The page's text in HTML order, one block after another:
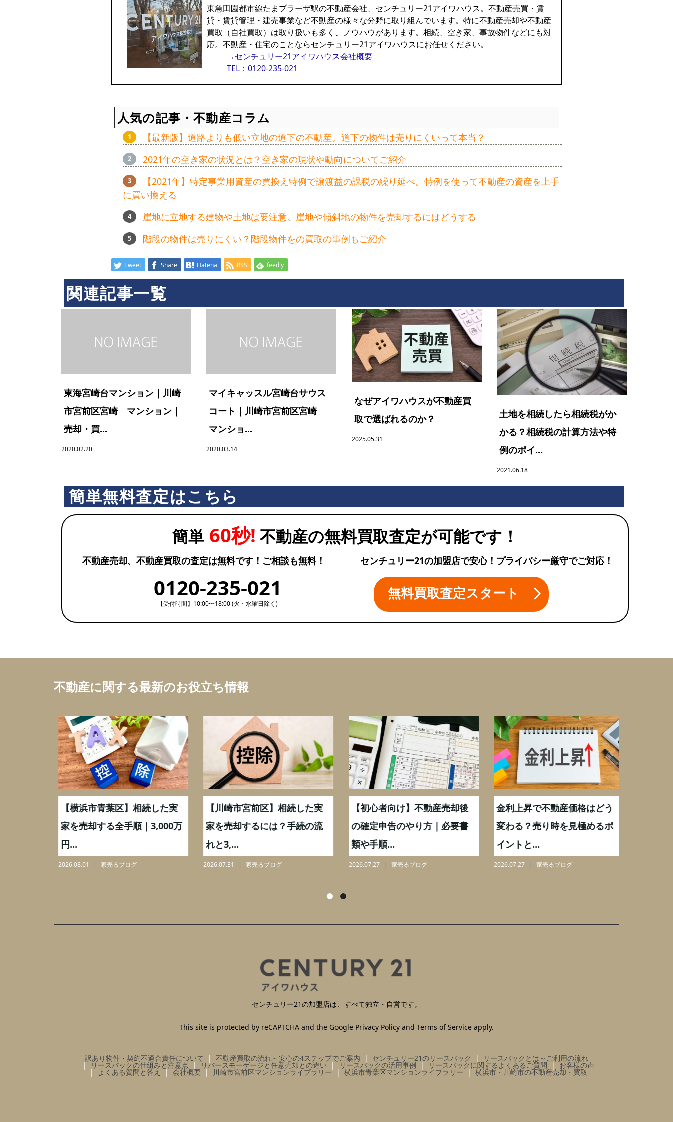
東急田園都市線たまプラーザ駅の不動産会社、センチュリー21アイワハウス。不動産売買・賃
貸・賃貸管理・建売事業など不動産の様々な分野に取り組んでいます。特に不動産売却や不動産
買取（自社買取）は取り扱いも多く、ノウハウがあります。相続、空き家、事故物件などにも対
応。不動産・住宅のことならセンチュリー21アイワハウスにお任せください。
→センチュリー21アイワハウス会社概要
TEL：0120-235-021
人気の記事・不動産コラム
【最新版】道路よりも低い立地の道下の不動産。道下の物件は売りにくいって本当？
2021年の空き家の状況とは？空き家の現状や動向についてご紹介
【2021年】特定事業用資産の買換え特例で譲渡益の課税の繰り延べ。特例を使って不動産の資産を上手
に買い換える
崖地に立地する建物や土地は要注意。崖地や傾斜地の物件を売却するにはどうする
階段の物件は売りにくい？階段物件をの買取の事例もご紹介
Tweet Share Hatena RSS feedly
関連記事一覧
東海宮崎台マンション｜川崎
市宮前区宮崎 マンション｜
売却・買...
2020.02.20
マイキャッスル宮崎台サウス
コート｜川崎市宮前区宮崎
マンショ...
2020.03.14
なぜアイワハウスが不動産買
取で選ばれるのか？
2025.05.31
土地を相続したら相続税がか
かる？相続税の計算方法や特
例のポイ...
2021.06.18
簡単無料査定はこちら
簡単60秒! 不動産の無料買取査定が可能です！
不動産売却、不動産買取の査定は無料です！ご相談も無料！ センチュリー21の加盟店で安心！プライバシー厳守でご対応！
0120-235-021
【受付時間】10:00〜18:00 (火・水曜日除く)
無料買取査定スタート
不動産に関する最新のお役立ち情報
【横浜市青葉区】相続した実
家を売却する全手順｜3,000万
円...
2026.08.01 家売るブログ
【川崎市宮前区】相続した実
家を売却するには？手続の流
れと3,...
2026.07.31 家売るブログ
【初心者向け】不動産売却後
の確定申告のやり方｜必要書
類や手順...
2026.07.27 家売るブログ
金利上昇で不動産価格はどう
変わる？売り時を見極めるポ
イントと...
2026.07.27 家売るブログ
センチュリー21の加盟店は、すべて独立・自営です。
This site is protected by reCAPTCHA and the Google Privacy Policy and Terms of Service apply.
訳あり物件・契約不適合責任について 不動産買取の流れ～安心の4ステップでご案内 センチュリー21のリースバック リースバックとは～ご利用の流れ
リースバックの仕組みと注意点 リバースモーゲージと任意売却との違い リースバックの活用事例 リースバックに関するよくあるご質問 お客様の声
よくある質問と答え 会社概要 川崎市宮前区マンションライブラリー 横浜市青葉区マンションライブラリー 横浜市・川崎市の不動産売却・買取